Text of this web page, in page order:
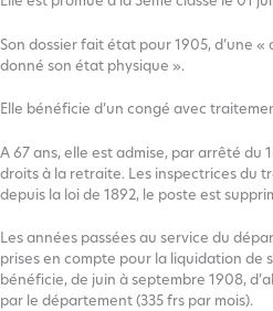
Son dossier fait état pour 1905, d’une
donné son état physique ».
Elle bénéficie d’un congé avec
A 67 ans, elle est admise, par arrêté du
droits à la retraite. Les inspectrices du
depuis la loi de 1892, le poste est
Les années passées au service du
prises en compte pour la liquidation de
bénéficie, de juin à septembre 1908,
par le département (335 frs par mois).